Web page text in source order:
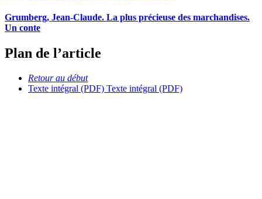
Grumberg, Jean-Claude. La plus précieuse des marchandises.
Un conte
Plan de l’article
Retour au début
Texte intégral (PDF) Texte intégral (PDF)